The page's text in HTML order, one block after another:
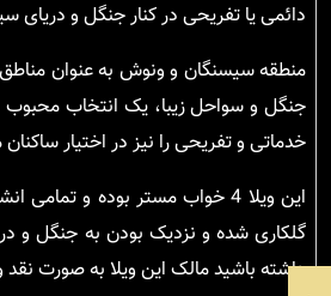
دائمی یا تفریحی در کنار جنگل و دریای
منطقه سیسنگان و ونوش به عنوان
جنگل و سواحل زیبا، یک انتخاب
خدماتی و تفریحی را نیز در اختیار
این ویلا 4 خواب مستر بوده و
گلکاری شده و نزدیک بودن به جنگل و
داشته باشید مالک این ویلا به صورت